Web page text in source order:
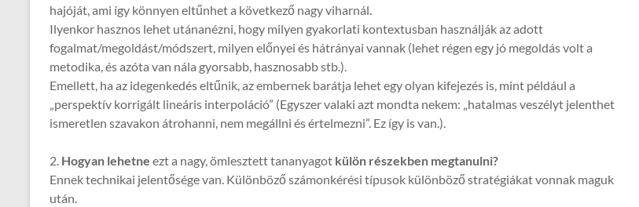
hajóját, ami így könnyen eltűnhet a következő nagy viharnál.
Ilyenkor hasznos lehet utánanézni, hogy milyen gyakorlati kontextusban használják az adott
fogalmat/megoldást/módszert, milyen előnyei és hátrányai vannak (lehet régen egy jó megoldás volt a
metodika, és azóta van nála gyorsabb, hasznosabb stb.).
Emellett, ha az idegenkedés eltűnik, az embernek barátja lehet egy olyan kifejezés is, mint például a
„perspektív korrigált lineáris interpoláció” (Egyszer valaki azt mondta nekem: „hatalmas veszélyt jelenthet
ismeretlen szavakon átrohanni, nem megállni és értelmezni”. Ez így is van.).
2. Hogyan lehetne ezt a nagy, ömlesztett tananyagot külön részekben megtanulni?
Ennek technikai jelentősége van. Különböző számonkérési típusok különböző stratégiákat vonnak maguk
után.